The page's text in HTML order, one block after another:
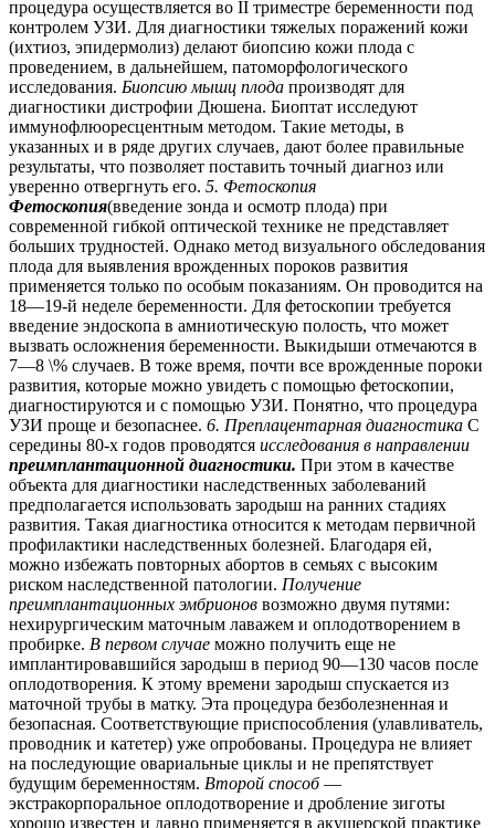
процедура осуществляется во ІІ триместре беременности под
контролем УЗИ. Для диагностики тяжелых поражений кожи
(ихтиоз, эпидермолиз) делают биопсию кожи плода с
проведением, в дальнейшем, патоморфологического
исследования. Биопсию мышц плода производят для
диагностики дистрофии Дюшена. Биоптат исследуют
иммунофлюоресцентным методом. Такие методы, в
указанных и в ряде других случаев, дают более правильные
результаты, что позволяет поставить точный диагноз или
уверенно отвергнуть его. 5. Фетоскопия
Фетоскопия(введение зонда и осмотр плода) при
современной гибкой оптической технике не представляет
больших трудностей. Однако метод визуального обследования
плода для выявления врожденных пороков развития
применяется только по особым показаниям. Он проводится на
18—19-й неделе беременности. Для фетоскопии требуется
введение эндоскопа в амниотическую полость, что может
вызвать осложнения беременности. Выкидыши отмечаются в
7—8 \% случаев. В тоже время, почти все врожденные пороки
развития, которые можно увидеть с помощью фетоскопии,
диагностируются и с помощью УЗИ. Понятно, что процедура
УЗИ проще и безопаснее. 6. Преплацентарная диагностика С
середины 80-х годов проводятся исследования в направлении
преимплантационной диагностики. При этом в качестве
объекта для диагностики наследственных заболеваний
предполагается использовать зародыш на ранних стадиях
развития. Такая диагностика относится к методам первичной
профилактики наследственных болезней. Благодаря ей,
можно избежать повторных абортов в семьях с высоким
риском наследственной патологии. Получение
преимплантационных эмбрионов возможно двумя путями:
нехирургическим маточным лаважем и оплодотворением в
пробирке. В первом случае можно получить еще не
имплантировавшийся зародыш в период 90—130 часов после
оплодотворения. К этому времени зародыш спускается из
маточной трубы в матку. Эта процедура безболезненная и
безопасная. Соответствующие приспособления (улавливатель,
проводник и катетер) уже опробованы. Процедура не влияет
на последующие овариальные циклы и не препятствует
будущим беременностям. Второй способ—
экстракорпоральное оплодотворение и дробление зиготы
хорошо известен и давно применяется в акушерской практике